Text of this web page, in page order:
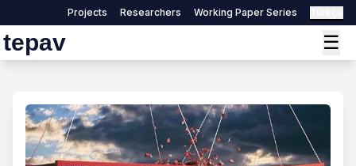
Projects Researchers Working Paper Series
tepav ☰